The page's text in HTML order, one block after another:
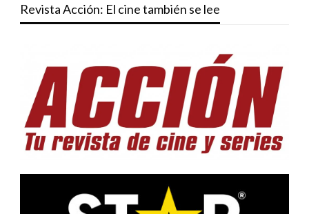
Revista Acción: El cine también se lee